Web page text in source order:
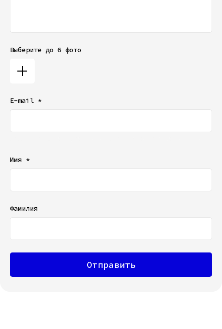
Выберите до 6 фото
E-mail *
Имя *
Фамилия
Отправить